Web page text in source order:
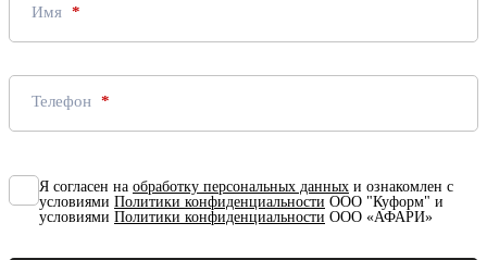
Имя
Телефон
Я согласен на обработку персональных данных и ознакомлен с
условиями Политики конфиденциальности ООО "Куформ" и
условиями Политики конфиденциальности ООО «АФАРИ»